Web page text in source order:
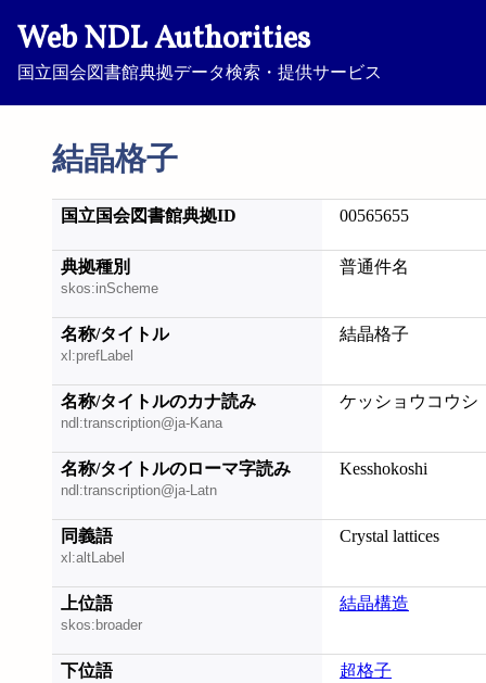
Web NDL Authorities
国立国会図書館典拠データ検索・提供サービス
結晶格子
国立国会図書館典拠ID 00565655
典拠種別
skos:inScheme
普通件名
名称/タイトル
xl:prefLabel
結晶格子
名称/タイトルのカナ読み
ndl:transcription@ja-Kana
ケッショウコウシ
名称/タイトルのローマ字読み
ndl:transcription@ja-Latn
Kesshokoshi
同義語
xl:altLabel
Crystal lattices
上位語
skos:broader
結晶構造
下位語 超格子